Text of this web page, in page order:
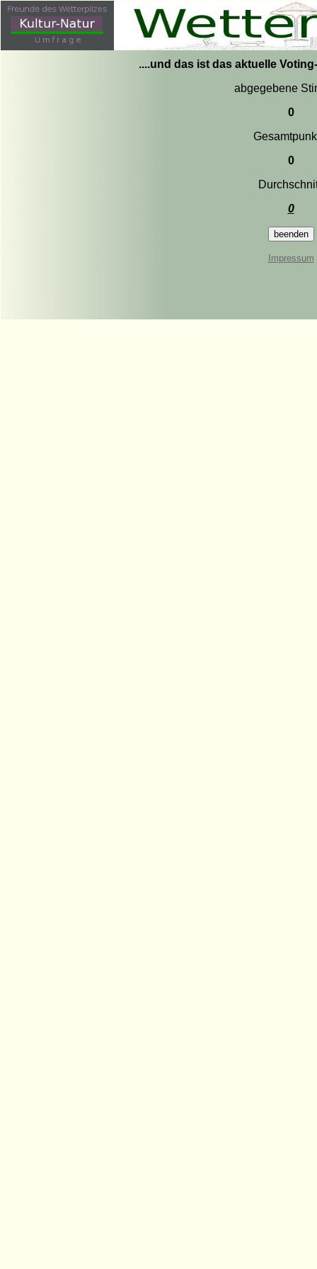
....und das ist das aktuelle
abgegebene
0
0
0
Impressum